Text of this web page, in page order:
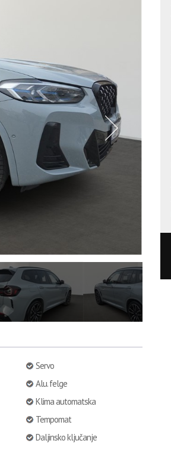
Servo
Alu. felge
Klima automatska
Tempomat
Daljinsko ključanje